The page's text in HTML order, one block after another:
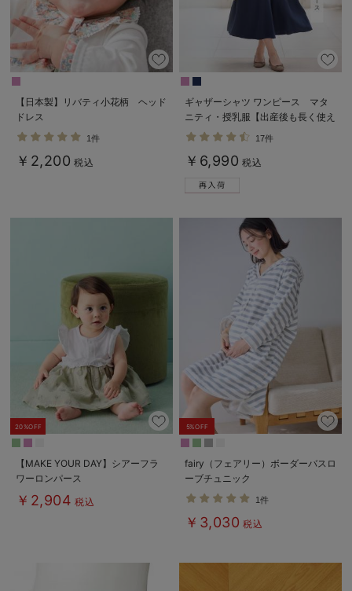
【日本製】リバティ小花柄 ヘッド
ドレス
1件
￥2,200 税込
ギャザーシャツ ワンピース マタ
ニティ・授乳服【出産後も長く使え
る】
17件
￥6,990 税込
20%OFF
【MAKE YOUR DAY】シアーフラ
ワーロンパース
￥2,904 税込
5%OFF
fairy（フェアリー）ボーダーバスロ
ーブチュニック
1件
￥3,030 税込